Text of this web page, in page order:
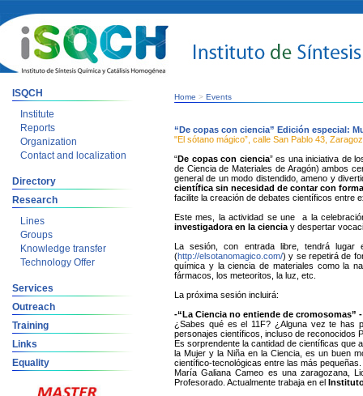
ISQCH
Institute
Reports
Organization
Contact and localization
Directory
Research
Lines
Groups
Knowledge transfer
Technology Offer
Services
Outreach
Training
Links
Equality
Home > Events
“De copas con ciencia” Edición especial:
"El sótano mágico”, calle San Pablo 43,
“De copas con ciencia” es una iniciativa de
de Ciencia de Materiales de Aragón) ambos
general de un modo distendido, ameno y
científica sin necesidad de contar con
facilite la creación de debates científicos entre
Este mes, la actividad se une a la
investigadora en la ciencia y despertar
La sesión, con entrada libre, tendrá lugar
(http://elsotanomagico.com/) y se repetirá de
química y la ciencia de materiales como la
fármacos, los meteoritos, la luz, etc.
La próxima sesión incluirá:
-“La Ciencia no entiende de cromosomas”
¿Sabes qué es el 11F? ¿Alguna vez te has
personajes científicos, incluso de reconocidos
Es sorprendente la cantidad de científicas que
la Mujer y la Niña en la Ciencia, es un buen
científico-tecnológicas entre las más pequeñas.
María Galiana Cameo es una zaragozana,
Profesorado. Actualmente trabaja en el